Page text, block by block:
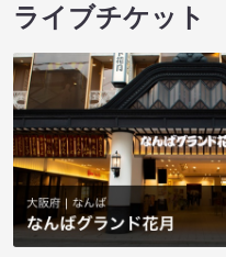
ライブチケット